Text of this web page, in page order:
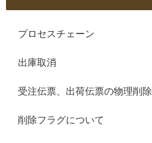
プロセスチェーン
出庫取消
受注伝票、出荷伝票の物理削除
削除フラグについて